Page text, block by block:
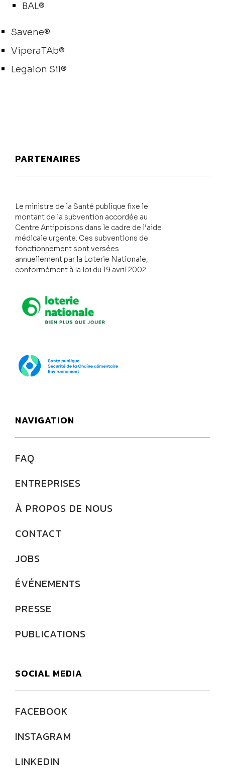
BAL®
Savene®
ViperaTAb®
Legalon Sil®
PARTENAIRES
Le ministre de la Santé publique fixe le
montant de la subvention accordée au
Centre Antipoisons dans le cadre de l’aide
médicale urgente. Ces subventions de
fonctionnement sont versées
annuellement par la Loterie Nationale,
conformément à la loi du 19 avril 2002.
Loterie Nationale
NAVIGATION
FAQ
ENTREPRISES
À PROPOS DE NOUS
CONTACT
JOBS
ÉVÉNEMENTS
PRESSE
PUBLICATIONS
SOCIAL MEDIA
FACEBOOK
INSTAGRAM
LINKEDIN